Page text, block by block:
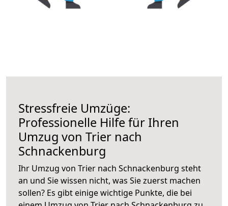
Stressfreie Umzüge:
Professionelle Hilfe für Ihren
Umzug von Trier nach
Schnackenburg
Ihr Umzug von Trier nach Schnackenburg steht
an und Sie wissen nicht, was Sie zuerst machen
sollen? Es gibt einige wichtige Punkte, die bei